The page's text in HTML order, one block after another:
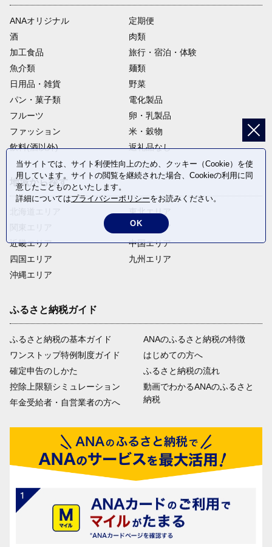
ANAオリジナル
定期便
酒
肉類
加工食品
旅行・宿泊・体験
魚介類
麺類
日用品・雑貨
野菜
パン・菓子類
電化製品
フルーツ
卵・乳製品
ファッション
米・穀物
飲料(酒以外)
返礼品なし
地域から探す
近畿エリア
四国エリア
沖縄エリア
東北エリア
中部エリア
中国エリア
九州エリア
ふるさと納税ガイド
ふるさと納税の基本ガイド
ワンストップ特例制度ガイド
確定申告のしかた
控除上限額シミュレーション
年金受給者・自営業者の方へ
ANAのふるさと納税の特徴
はじめての方へ
ふるさと納税の流れ
動画でわかるANAのふるさと
納税
当サイトでは、サイト利便性向上のため、クッキー（Cookie）を使
用しています。サイトの閲覧を継続された場合、Cookieの利用に同
意したことものといたします。
詳細についてはプライバシーポリシーをお読みください。
OK